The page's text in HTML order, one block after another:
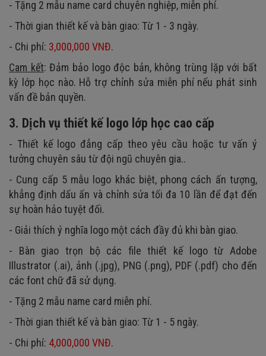
- Tặng 2 mẫu name card chuyên nghiệp, miễn phí.
- Thời gian thiết kế và bàn giao: Từ 1 - 3 ngày.
- Chi phí: 3,000,000 VNĐ.
Cam kết: Đảm bảo logo độc bản, không trùng lặp với bất
kỳ lớp học nào. Hỗ trợ chỉnh sửa miễn phí nếu phát sinh
vấn đề bản quyền.
3. Dịch vụ thiết kế logo lớp học cao cấp
- Thiết kế logo đẳng cấp theo yêu cầu hoặc tư vấn ý
tưởng chuyên sâu từ đội ngũ chuyên gia..
- Cung cấp 5 mẫu logo khác biệt, phong cách ấn tượng,
khẳng định dấu ấn và chỉnh sửa tối đa 10 lần để đạt đến
sự hoàn hảo tuyệt đối.
- Giải thích ý nghĩa logo một cách đầy đủ khi bàn giao.
- Bàn giao trọn bộ các file thiết kế logo từ Adobe
Illustrator (.ai), ảnh (.jpg), PNG (.png), PDF (.pdf) cho đến
các font chữ đã sử dụng.
- Tặng 2 mẫu name card miễn phí.
- Thời gian thiết kế và bàn giao: Từ 1 - 5 ngày.
- Chi phí: 4,000,000 VNĐ.